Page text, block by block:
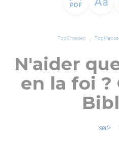
TopChrétien
N'aider
en la foi ?